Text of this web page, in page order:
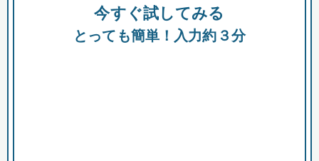
助成金 融資 出資
今すぐ試してみる
とっても簡単！入力約３分